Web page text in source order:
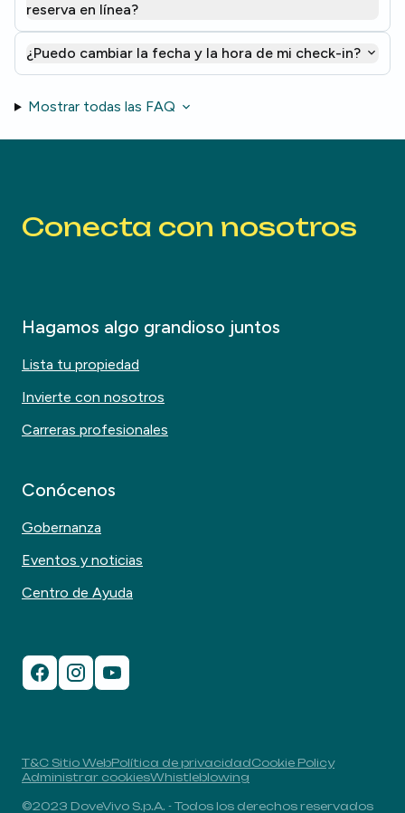
reserva en línea?
¿Puedo cambiar la fecha y la hora de mi check-in?
Mostrar todas las FAQ
Conecta con nosotros
Hagamos algo grandioso juntos
Lista tu propiedad
Invierte con nosotros
Carreras profesionales
Conócenos
Gobernanza
Eventos y noticias
Centro de Ayuda
T&C Sitio WebPolítica de privacidadCookie Policy
Administrar cookiesWhistleblowing
©2023 DoveVivo S.p.A. - Todos los derechos reservados